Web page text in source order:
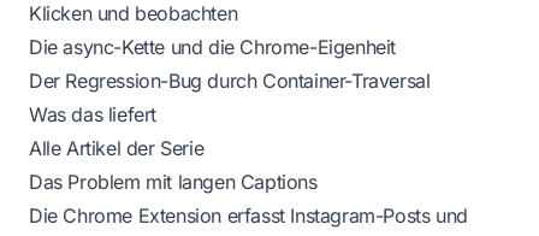
Klicken und beobachten
Die async-Kette und die Chrome-Eigenheit
Der Regression-Bug durch Container-Traversal
Was das liefert
Alle Artikel der Serie
Das Problem mit langen Captions
Die Chrome Extension erfasst Instagram-Posts und